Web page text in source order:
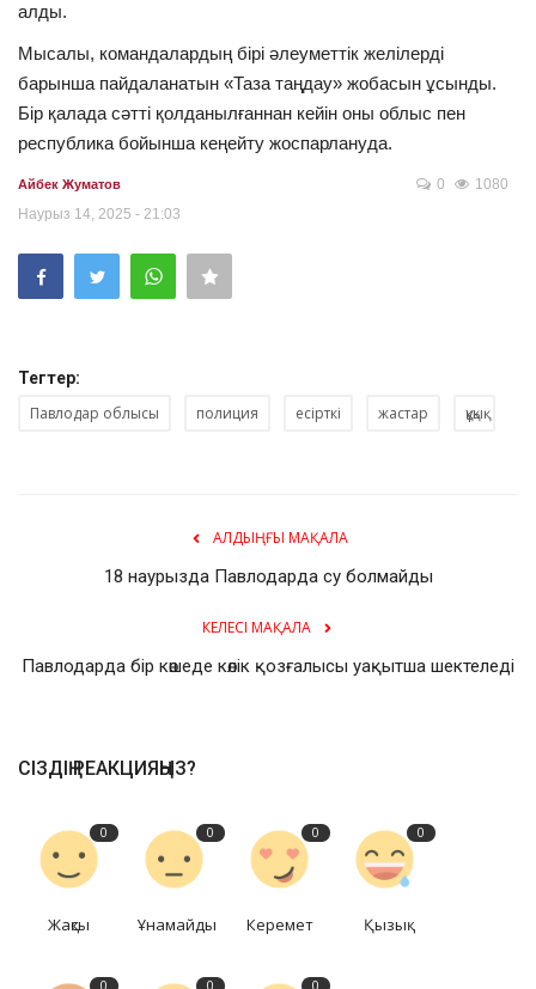
алды.
Мысалы, командалардың бірі әлеуметтік желілерді
барынша пайдаланатын «Таза таңдау» жобасын ұсынды.
Бір қалада сәтті қолданылғаннан кейін оны облыс пен
республика бойынша кеңейту жоспарлануда.
Айбек Жуматов
Наурыз 14, 2025 - 21:03
0 1080
Тегтер:
Павлодар облысы полиция есірткі жастар құқық
АЛДЫҢҒЫ МАҚАЛА
18 наурызда Павлодарда су болмайды
КЕЛЕСІ МАҚАЛА
Павлодарда бір көшеде көлік қозғалысы уақытша шектеледі
СІЗДІҢ РЕАКЦИЯҢЫЗ?
0
Жақсы
0
Ұнамайды
0
Керемет
0
Қызық
0 0 0